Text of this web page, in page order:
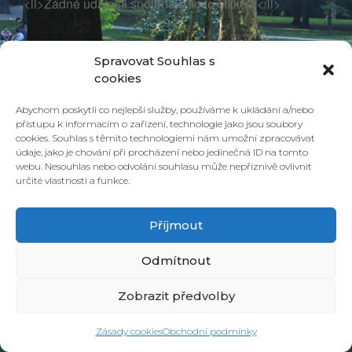
Spravovat Souhlas s
cookies
Abychom poskytli co nejlepší služby, používáme k ukládání a/nebo
přístupu k informacím o zařízení, technologie jako jsou soubory
cookies. Souhlas s těmito technologiemi nám umožní zpracovávat
údaje, jako je chování při procházení nebo jedinečná ID na tomto
webu. Nesouhlas nebo odvolání souhlasu může nepříznivě ovlivnit
určité vlastnosti a funkce.
Příjmout
Odmítnout
Zobrazit předvolby
Zásady cookiesObchodní podmínky
© 2026 PONAVA CAFÉ & RESTAURANT |